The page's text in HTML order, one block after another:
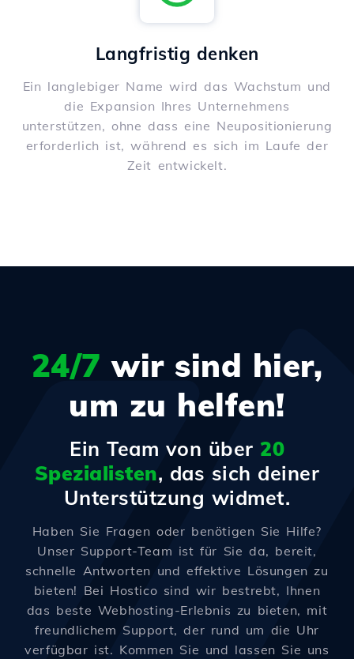
Langfristig denken
Ein langlebiger Name wird das Wachstum und
die Expansion Ihres Unternehmens
unterstützen, ohne dass eine Neupositionierung
erforderlich ist, während es sich im Laufe der
Zeit entwickelt.
24/7 wir sind hier,
um zu helfen!
Ein Team von über 20
Spezialisten, das sich deiner
Unterstützung widmet.
Haben Sie Fragen oder benötigen Sie Hilfe?
Unser Support-Team ist für Sie da, bereit,
schnelle Antworten und effektive Lösungen zu
bieten! Bei Hostico sind wir bestrebt, Ihnen
das beste Webhosting-Erlebnis zu bieten, mit
freundlichem Support, der rund um die Uhr
verfügbar ist. Kommen Sie und lassen Sie uns